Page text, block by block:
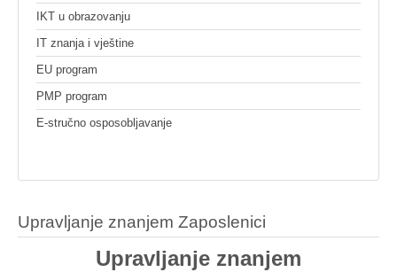
IKT u obrazovanju
IT znanja i vještine
EU program
PMP program
E-stručno osposobljavanje
Upravljanje znanjem Zaposlenici
Upravljanje znanjem